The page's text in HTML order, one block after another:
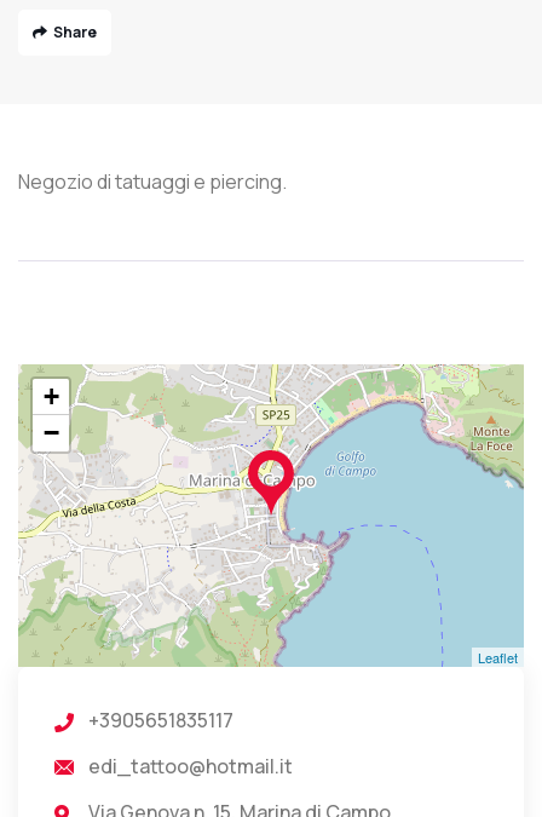
Share
Negozio di tatuaggi e piercing.
+
−
Leaflet
+3905651835117
edi_tattoo@hotmail.it